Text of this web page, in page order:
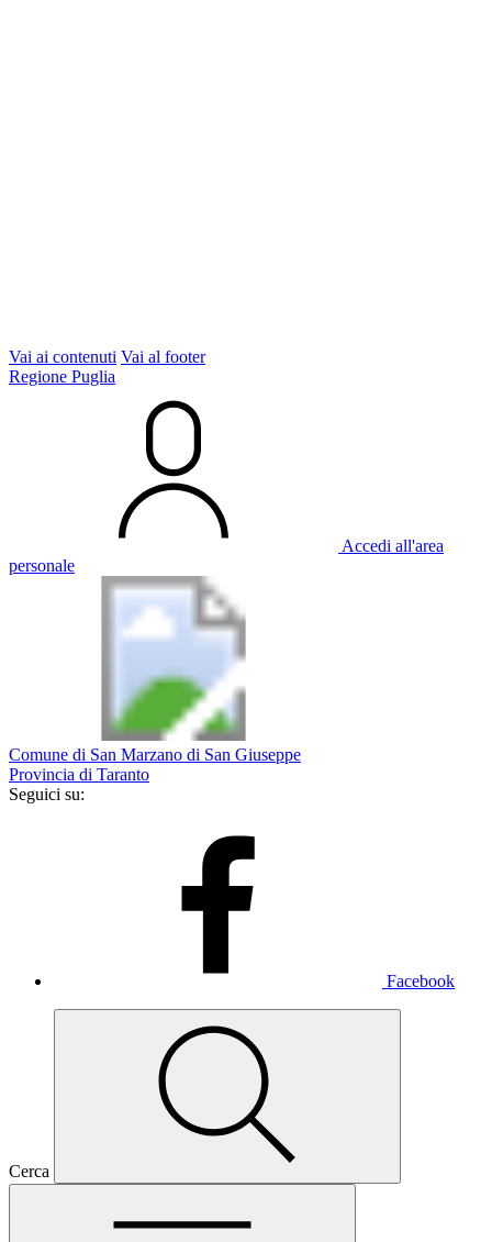
Vai ai contenuti Vai al footer
Regione Puglia
Accedi all'area
personale
Comune di San Marzano di San Giuseppe
Provincia di Taranto
Seguici su:
Facebook
Cerca